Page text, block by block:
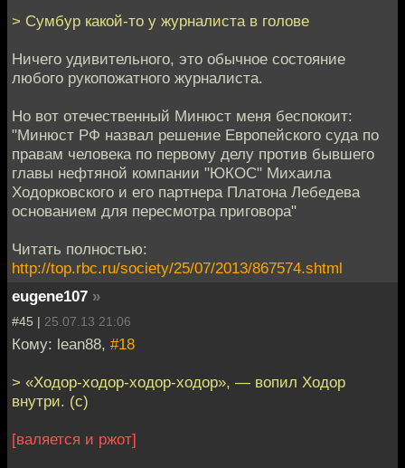
> Сумбур какой-то у журналиста в голове
Ничего удивительного, это обычное состояние
любого рукопожатного журналиста.
Но вот отечественный Минюст меня беспокоит:
"Минюст РФ назвал решение Европейского суда по
правам человека по первому делу против бывшего
главы нефтяной компании "ЮКОС" Михаила
Ходорковского и его партнера Платона Лебедева
основанием для пересмотра приговора"
Читать полностью:
http://top.rbc.ru/society/25/07/2013/867574.shtml
eugene107 »
#45 | 25.07.13 21:06
Кому: lean88, #18
> «Ходор-ходор-ходор-ходор», — вопил Ходор
внутри. (с)
[валяется и ржот]